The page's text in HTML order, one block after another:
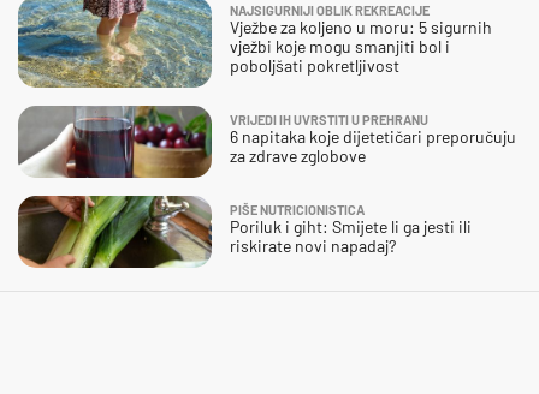
NAJSIGURNIJI OBLIK REKREACIJE
Vježbe za koljeno u moru: 5 sigurnih
vježbi koje mogu smanjiti bol i
poboljšati pokretljivost
VRIJEDI IH UVRSTITI U PREHRANU
6 napitaka koje dijetetičari preporučuju
za zdrave zglobove
PIŠE NUTRICIONISTICA
Poriluk i giht: Smijete li ga jesti ili
riskirate novi napadaj?